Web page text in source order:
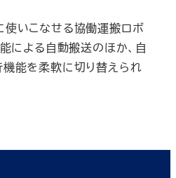
いこなせる協働運搬ロボ
能による自動搬送のほか、自
能を柔軟に切り替えられ